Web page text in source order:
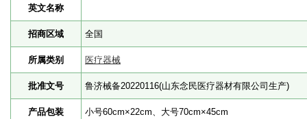
英文名称
招商区域 全国
所属类别 医疗器械
批准文号 鲁济械备20220116(山东念民医疗器材有限公司生产)
产品包装 小号60cm×22cm、大号70cm×45cm